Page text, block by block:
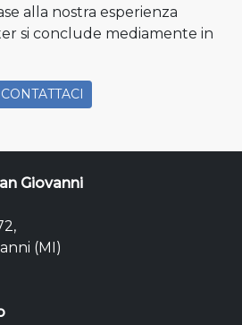
alla nostra esperienza
si conclude mediamente in
CONTATTACI
Giovanni
(MI)